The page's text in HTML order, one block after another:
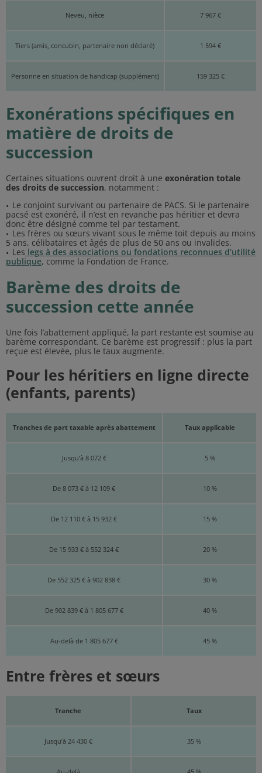
Neveu, nièce 7 967 €
Tiers (amis, concubin, partenaire non déclaré) 1 594 €
Personne en situation de handicap (supplément) 159 325 €
Exonérations spécifiques en
matière de droits de
succession
Certaines situations ouvrent droit à une exonération totale
des droits de succession, notamment :
Le conjoint survivant ou partenaire de PACS. Si le partenaire
pacsé est exonéré, il n’est en revanche pas héritier et devra
donc être désigné comme tel par testament.
Les frères ou sœurs vivant sous le même toit depuis au moins
5 ans, célibataires et âgés de plus de 50 ans ou invalides.
Les legs à des associations ou fondations reconnues d’utilité
publique, comme la Fondation de France.
Barème des droits de
succession cette année
Une fois l’abattement appliqué, la part restante est soumise au
barème correspondant. Ce barème est progressif : plus la part
reçue est élevée, plus le taux augmente.
Pour les héritiers en ligne directe
(enfants, parents)
Tranches de part taxable après abattement Taux applicable
Jusqu’à 8 072 € 5 %
De 8 073 € à 12 109 € 10 %
De 12 110 € à 15 932 € 15 %
De 15 933 € à 552 324 € 20 %
De 552 325 € à 902 838 € 30 %
De 902 839 € à 1 805 677 € 40 %
Au-delà de 1 805 677 € 45 %
Entre frères et sœurs
Tranche Taux
Jusqu’à 24 430 € 35 %